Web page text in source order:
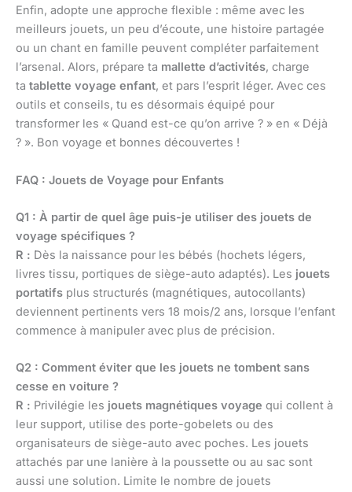
Enfin, adopte une approche flexible : même avec les
meilleurs jouets, un peu d’écoute, une histoire partagée
ou un chant en famille peuvent compléter parfaitement
l’arsenal. Alors, prépare ta mallette d’activités, charge
ta tablette voyage enfant, et pars l’esprit léger. Avec ces
outils et conseils, tu es désormais équipé pour
transformer les « Quand est-ce qu’on arrive ? » en « Déjà
? ». Bon voyage et bonnes découvertes !
FAQ : Jouets de Voyage pour Enfants
Q1 : À partir de quel âge puis-je utiliser des jouets de
voyage spécifiques ?
R : Dès la naissance pour les bébés (hochets légers,
livres tissu, portiques de siège-auto adaptés). Les jouets
portatifs plus structurés (magnétiques, autocollants)
deviennent pertinents vers 18 mois/2 ans, lorsque l’enfant
commence à manipuler avec plus de précision.
Q2 : Comment éviter que les jouets ne tombent sans
cesse en voiture ?
R : Privilégie les jouets magnétiques voyage qui collent à
leur support, utilise des porte-gobelets ou des
organisateurs de siège-auto avec poches. Les jouets
attachés par une lanière à la poussette ou au sac sont
aussi une solution. Limite le nombre de jouets